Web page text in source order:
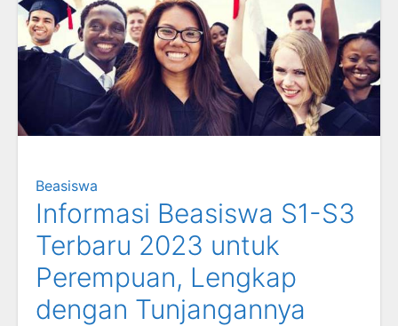
Beasiswa
Informasi Beasiswa S1-S3
Terbaru 2023 untuk
Perempuan, Lengkap
dengan Tunjangannya